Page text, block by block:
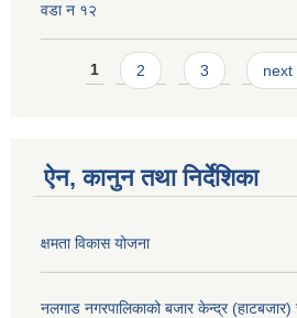
वडा न १२
Pages
1 2 3 next
ऐन, कानुन तथा निर्देशिका
क्षमता विकास योजना
नलगाड नगरपालिकाको बजार केन्द्र